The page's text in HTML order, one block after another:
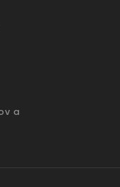
a